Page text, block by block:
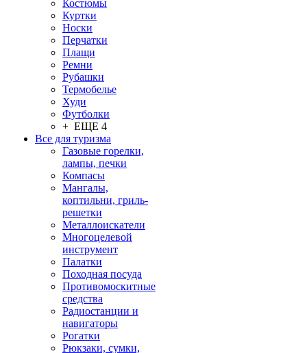
Костюмы
Куртки
Носки
Перчатки
Плащи
Ремни
Рубашки
Термобелье
Худи
Футболки
+ ЕЩЕ 4
Все для туризма
Газовые горелки,
лампы, печки
Компасы
Мангалы,
коптильни, гриль-
решетки
Металлоискатели
Многоцелевой
инструмент
Палатки
Походная посуда
Противомоскитные
средства
Радиостанции и
навигаторы
Рогатки
Рюкзаки, сумки,